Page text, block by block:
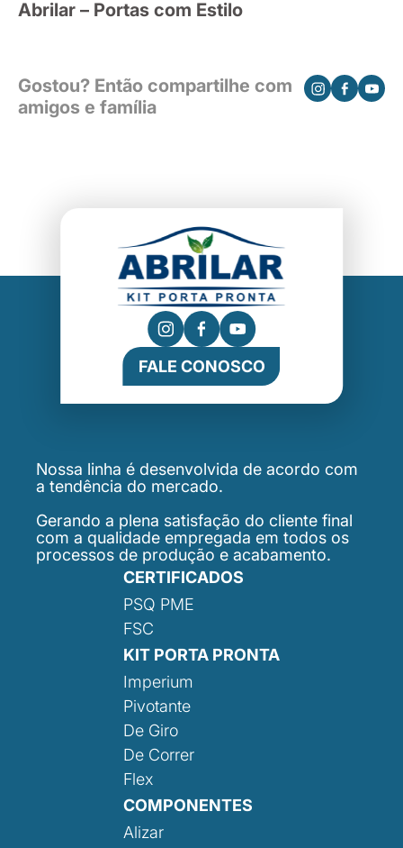
Abrilar – Portas com Estilo
Gostou? Então compartilhe com
amigos e família
FALE CONOSCO
Nossa linha é desenvolvida de acordo com
a tendência do mercado.
Gerando a plena satisfação do cliente final
com a qualidade empregada em todos os
processos de produção e acabamento.
CERTIFICADOS
PSQ PME
FSC
KIT PORTA PRONTA
Imperium
Pivotante
De Giro
De Correr
Flex
COMPONENTES
Alizar